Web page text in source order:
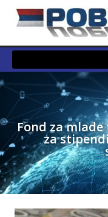
Fond za
za